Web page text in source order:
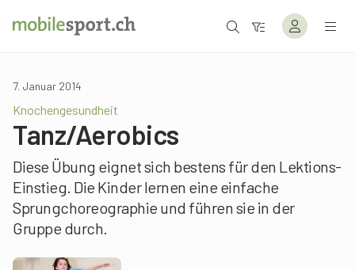
7. Januar 2014
Knochengesundheit
Tanz/Aerobics
Diese Übung eignet sich bestens für den Lektions-
Einstieg. Die Kinder lernen eine einfache
Sprungchoreographie und führen sie in der
Gruppe durch.